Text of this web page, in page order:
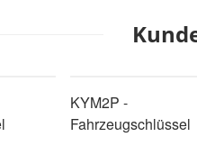
KYM2P -
Fahrzeugschlüssel